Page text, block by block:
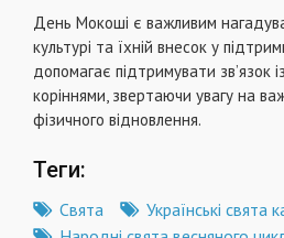
День Мокоші є важливим
культурі та їхній внесок у
допомагає підтримувати зв’язок
коріннями, звертаючи увагу на
фізичного відновлення.
Теги:
Свята
Українські свята